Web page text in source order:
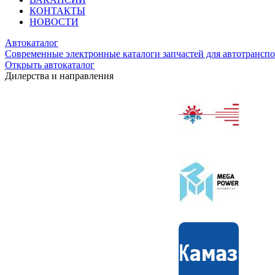
КОНТАКТЫ
НОВОСТИ
Автокаталог
Современные электронные каталоги запчастей для
Открыть автокаталог
Дилерства и направления